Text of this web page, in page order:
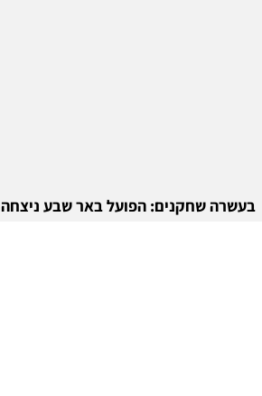
בעשרה שחקנים: הפועל באר שבע ניצחה 0:1 את הכוכב האדום